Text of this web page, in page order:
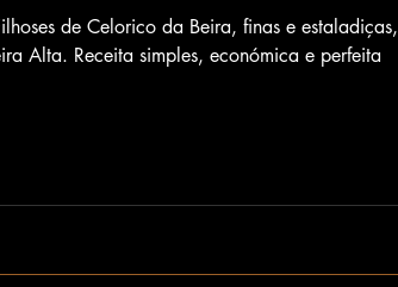
de Celorico da Beira, finas e estaladiças,
Alta. Receita simples, económica e perfeita